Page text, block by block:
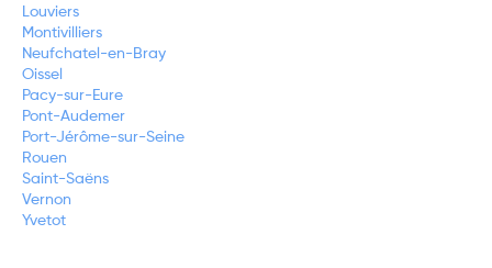
Louviers
Montivilliers
Neufchatel-en-Bray
Oissel
Pacy-sur-Eure
Pont-Audemer
Port-Jérôme-sur-Seine
Rouen
Saint-Saëns
Vernon
Yvetot